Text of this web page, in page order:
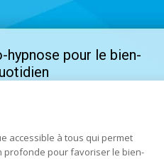
hypnose pour le bien-
accessible à tous qui permet
profonde pour favoriser le bien-